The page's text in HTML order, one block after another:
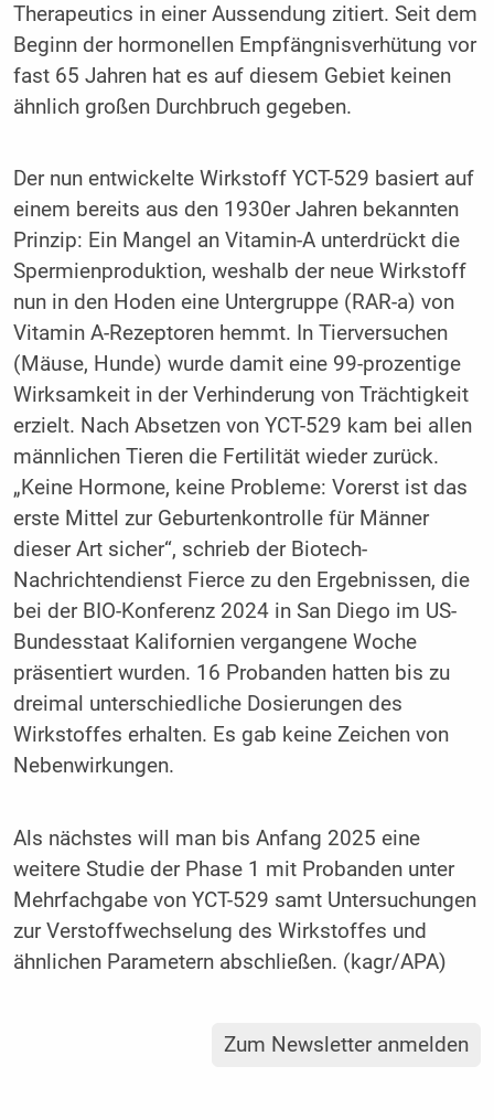
Therapeutics in einer Aussendung zitiert. Seit dem
Beginn der hormonellen Empfängnisverhütung vor
fast 65 Jahren hat es auf diesem Gebiet keinen
ähnlich großen Durchbruch gegeben.
Der nun entwickelte Wirkstoff YCT-529 basiert auf
einem bereits aus den 1930er Jahren bekannten
Prinzip: Ein Mangel an Vitamin-A unterdrückt die
Spermienproduktion, weshalb der neue Wirkstoff
nun in den Hoden eine Untergruppe (RAR-a) von
Vitamin A-Rezeptoren hemmt. In Tierversuchen
(Mäuse, Hunde) wurde damit eine 99-prozentige
Wirksamkeit in der Verhinderung von Trächtigkeit
erzielt. Nach Absetzen von YCT-529 kam bei allen
männlichen Tieren die Fertilität wieder zurück.
„Keine Hormone, keine Probleme: Vorerst ist das
erste Mittel zur Geburtenkontrolle für Männer
dieser Art sicher“, schrieb der Biotech-
Nachrichtendienst Fierce zu den Ergebnissen, die
bei der BIO-Konferenz 2024 in San Diego im US-
Bundesstaat Kalifornien vergangene Woche
präsentiert wurden. 16 Probanden hatten bis zu
dreimal unterschiedliche Dosierungen des
Wirkstoffes erhalten. Es gab keine Zeichen von
Nebenwirkungen.
Als nächstes will man bis Anfang 2025 eine
weitere Studie der Phase 1 mit Probanden unter
Mehrfachgabe von YCT-529 samt Untersuchungen
zur Verstoffwechselung des Wirkstoffes und
ähnlichen Parametern abschließen. (kagr/APA)
Zum Newsletter anmelden